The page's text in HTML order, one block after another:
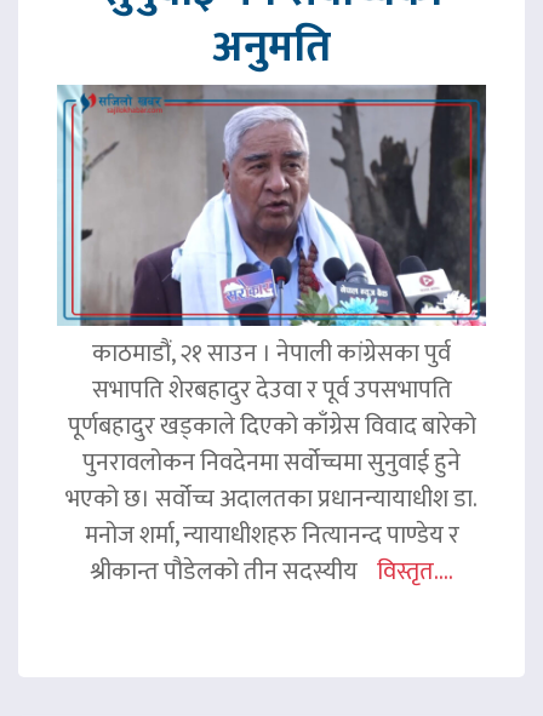
अनुमति
काठमाडौं, २१ साउन । नेपाली कांग्रेसका पुर्व
सभापति शेरबहादुर देउवा र पूर्व उपसभापति
पूर्णबहादुर खड्काले दिएको काँग्रेस विवाद बारेको
पुनरावलोकन निवदेनमा सर्वोच्चमा सुनुवाई हुने
भएको छ। सर्वोच्च अदालतका प्रधानन्यायाधीश डा.
मनोज शर्मा, न्यायाधीशहरु नित्यानन्द पाण्डेय र
श्रीकान्त पौडेलको तीन सदस्यीय विस्तृत....